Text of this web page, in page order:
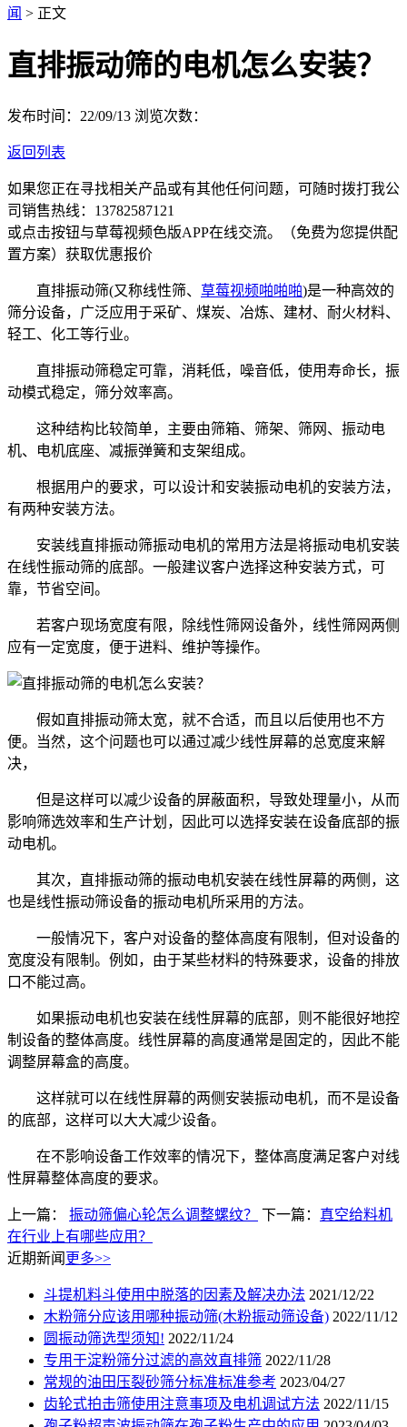
闻 > 正文
直排振动筛的电机怎么安装？
发布时间：22/09/13 浏览次数：
返回列表
如果您正在寻找相关产品或有其他任何问题，可随时拨打我公
司销售热线： 13782587121
或点击按钮与草莓视频色版APP在线交流。（免费为您提供配
置方案） 获取优惠报价
直排振动筛(又称线性筛、 草莓视频啪啪啪)是一种高效的
筛分设备，广泛应用于采矿、煤炭、冶炼、建材、耐火材料、
轻工、化工等行业。
直排振动筛稳定可靠，消耗低，噪音低，使用寿命长，振
动模式稳定，筛分效率高。
这种结构比较简单，主要由筛箱、筛架、筛网、振动电
机、电机底座、减振弹簧和支架组成。
根据用户的要求，可以设计和安装振动电机的安装方法，
有两种安装方法。
安装线直排振动筛振动电机的常用方法是将振动电机安装
在线性振动筛的底部。一般建议客户选择这种安装方式，可
靠，节省空间。
若客户现场宽度有限，除线性筛网设备外，线性筛网两侧
应有一定宽度，便于进料、维护等操作。
假如直排振动筛太宽，就不合适，而且以后使用也不方
便。当然，这个问题也可以通过减少线性屏幕的总宽度来解
决，
但是这样可以减少设备的屏蔽面积，导致处理量小，从而
影响筛选效率和生产计划，因此可以选择安装在设备底部的振
动电机。
其次，直排振动筛的振动电机安装在线性屏幕的两侧，这
也是线性振动筛设备的振动电机所采用的方法。
一般情况下，客户对设备的整体高度有限制，但对设备的
宽度没有限制。例如，由于某些材料的特殊要求，设备的排放
口不能过高。
如果振动电机也安装在线性屏幕的底部，则不能很好地控
制设备的整体高度。线性屏幕的高度通常是固定的，因此不能
调整屏幕盒的高度。
这样就可以在线性屏幕的两侧安装振动电机，而不是设备
的底部，这样可以大大减少设备。
在不影响设备工作效率的情况下，整体高度满足客户对线
性屏幕整体高度的要求。
上一篇： 振动筛偏心轮怎么调整螺纹？ 下一篇： 真空给料机
在行业上有哪些应用？
近期新闻 更多>>
斗提机料斗使用中脱落的因素及解决办法 2021/12/22
木粉筛分应该用哪种振动筛(木粉振动筛设备) 2022/11/12
圆振动筛选型须知! 2022/11/24
专用于淀粉筛分过滤的高效直排筛 2022/11/28
常规的油田压裂砂筛分标准标准参考 2023/04/27
齿轮式拍击筛使用注意事项及电机调试方法 2022/11/15